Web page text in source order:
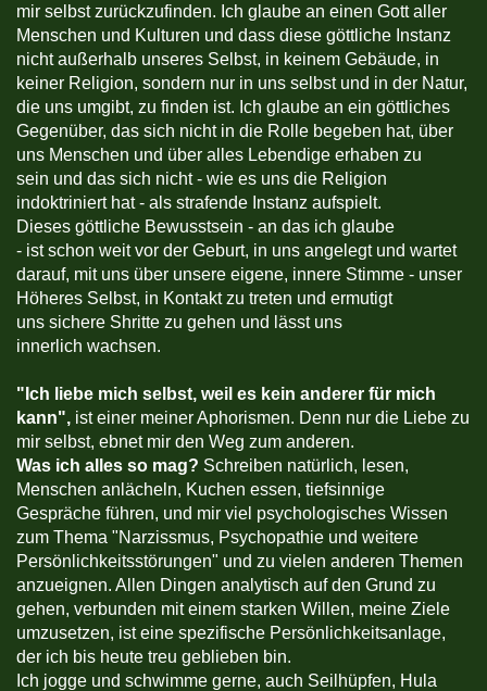
mir selbst zurückzufinden. Ich glaube an einen Gott aller
Menschen und Kulturen und dass diese göttliche Instanz
nicht außerhalb unseres Selbst, in keinem Gebäude, in
keiner Religion, sondern nur in uns selbst und in der Natur,
die uns umgibt, zu finden ist. Ich glaube an ein göttliches
Gegenüber, das sich nicht in die Rolle begeben hat, über
uns Menschen und über alles Lebendige erhaben zu
sein und das sich nicht - wie es uns die Religion
indoktriniert hat - als strafende Instanz aufspielt.
Dieses göttliche Bewusstsein - an das ich glaube
- ist schon weit vor der Geburt, in uns angelegt und wartet
darauf, mit uns über unsere eigene, innere Stimme - unser
Höheres Selbst, in Kontakt zu treten und ermutigt
uns sichere Shritte zu gehen und lässt uns
innerlich wachsen.
" Ich liebe mich selbst, weil es kein anderer für mich
kann", ist einer meiner Aphorismen. Denn nur die Liebe zu
mir selbst, ebnet mir den Weg zum anderen.
Was ich alles so mag? Schreiben natürlich, lesen,
Menschen anlächeln, Kuchen essen, tiefsinnige
Gespräche führen, und mir viel psychologisches Wissen
zum Thema "Narzissmus, Psychopathie und weitere
Persönlichkeitsstörungen" und zu vielen anderen Themen
anzueignen. Allen Dingen analytisch auf den Grund zu
gehen, verbunden mit einem starken Willen, meine Ziele
umzusetzen, ist eine spezifische Persönlichkeitsanlage,
der ich bis heute treu geblieben bin.
Ich jogge und schwimme gerne, auch Seilhüpfen, Hula